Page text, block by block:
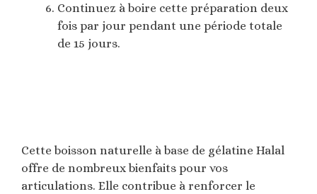
Continuez à boire cette préparation deux
fois par jour pendant une période totale
de 15 jours.
Cette boisson naturelle à base de gélatine Halal
offre de nombreux bienfaits pour vos
articulations. Elle contribue à renforcer le